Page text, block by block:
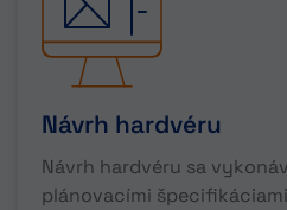
Návrh hardvéru
Návrh hardvéru sa
plánovacími